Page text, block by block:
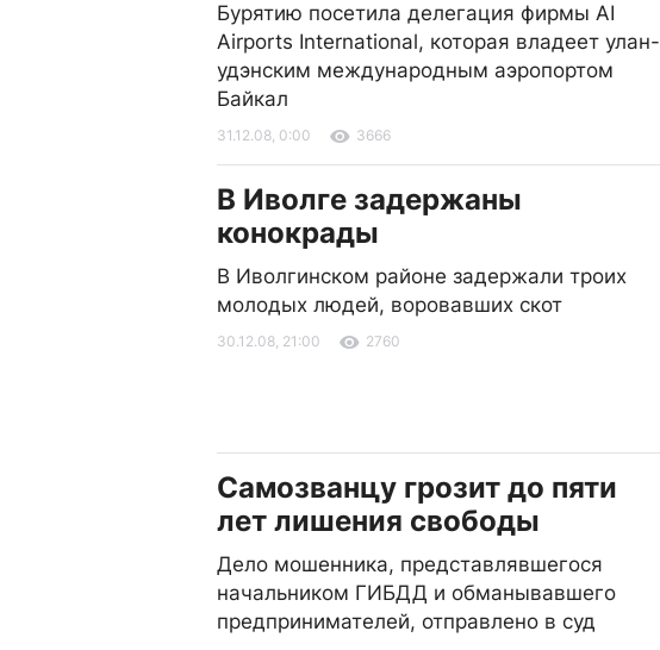
Бурятию посетила делегация фирмы AI
Airports International, которая владеет улан-
удэнским международным аэропортом
Байкал
31.12.08, 0:00 3666
В Иволге задержаны
конокрады
В Иволгинском районе задержали троих
молодых людей, воровавших скот
30.12.08, 21:00 2760
Самозванцу грозит до пяти
лет лишения свободы
Дело мошенника, представлявшегося
начальником ГИБДД и обманывавшего
предпринимателей, отправлено в суд